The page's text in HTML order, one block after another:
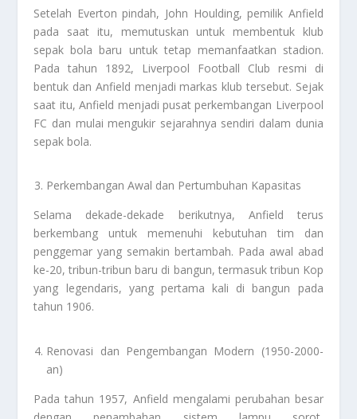
Setelah Everton pindah, John Houlding, pemilik Anfield
pada saat itu, memutuskan untuk membentuk klub
sepak bola baru untuk tetap memanfaatkan stadion.
Pada tahun 1892, Liverpool Football Club resmi di
bentuk dan Anfield menjadi markas klub tersebut. Sejak
saat itu, Anfield menjadi pusat perkembangan Liverpool
FC dan mulai mengukir sejarahnya sendiri dalam dunia
sepak bola.
Perkembangan Awal dan Pertumbuhan Kapasitas
Selama dekade-dekade berikutnya, Anfield terus
berkembang untuk memenuhi kebutuhan tim dan
penggemar yang semakin bertambah. Pada awal abad
ke-20, tribun-tribun baru di bangun, termasuk tribun Kop
yang legendaris, yang pertama kali di bangun pada
tahun 1906.
Renovasi dan Pengembangan Modern (1950-2000-
an)
Pada tahun 1957, Anfield mengalami perubahan besar